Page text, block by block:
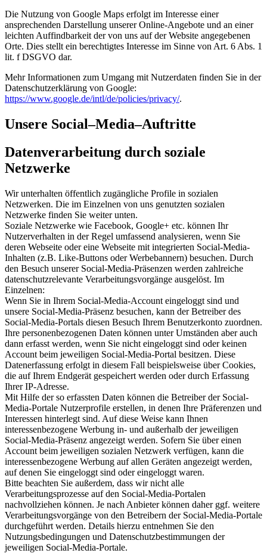
Die Nutzung von Google Maps erfolgt im Interesse einer
ansprechenden Darstellung unserer Online-Angebote und an einer
leichten Auffindbarkeit der von uns auf der Website angegebenen
Orte. Dies stellt ein berechtigtes Interesse im Sinne von Art. 6 Abs. 1
lit. f DSGVO dar.
Mehr Informationen zum Umgang mit Nutzerdaten finden Sie in der
Datenschutzerklärung von Google:
https://www.google.de/intl/de/policies/privacy/.
Unsere Social–Media–Auftritte
Datenverarbeitung durch soziale
Netzwerke
Wir unterhalten öffentlich zugängliche Profile in sozialen
Netzwerken. Die im Einzelnen von uns genutzten sozialen
Netzwerke finden Sie weiter unten.
Soziale Netzwerke wie Facebook, Google+ etc. können Ihr
Nutzerverhalten in der Regel umfassend analysieren, wenn Sie
deren Webseite oder eine Webseite mit integrierten Social-Media-
Inhalten (z.B. Like-Buttons oder Werbebannern) besuchen. Durch
den Besuch unserer Social-Media-Präsenzen werden zahlreiche
datenschutzrelevante Verarbeitungsvorgänge ausgelöst. Im
Einzelnen:
Wenn Sie in Ihrem Social-Media-Account eingeloggt sind und
unsere Social-Media-Präsenz besuchen, kann der Betreiber des
Social-Media-Portals diesen Besuch Ihrem Benutzerkonto zuordnen.
Ihre personenbezogenen Daten können unter Umständen aber auch
dann erfasst werden, wenn Sie nicht eingeloggt sind oder keinen
Account beim jeweiligen Social-Media-Portal besitzen. Diese
Datenerfassung erfolgt in diesem Fall beispielsweise über Cookies,
die auf Ihrem Endgerät gespeichert werden oder durch Erfassung
Ihrer IP-Adresse.
Mit Hilfe der so erfassten Daten können die Betreiber der Social-
Media-Portale Nutzerprofile erstellen, in denen Ihre Präferenzen und
Interessen hinterlegt sind. Auf diese Weise kann Ihnen
interessenbezogene Werbung in- und außerhalb der jeweiligen
Social-Media-Präsenz angezeigt werden. Sofern Sie über einen
Account beim jeweiligen sozialen Netzwerk verfügen, kann die
interessenbezogene Werbung auf allen Geräten angezeigt werden,
auf denen Sie eingeloggt sind oder eingeloggt waren.
Bitte beachten Sie außerdem, dass wir nicht alle
Verarbeitungsprozesse auf den Social-Media-Portalen
nachvollziehen können. Je nach Anbieter können daher ggf. weitere
Verarbeitungsvorgänge von den Betreibern der Social-Media-Portale
durchgeführt werden. Details hierzu entnehmen Sie den
Nutzungsbedingungen und Datenschutzbestimmungen der
jeweiligen Social-Media-Portale.